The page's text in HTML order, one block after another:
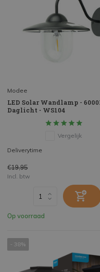
Modee
LED Solar Wandlamp -
Daglicht - WS104
Vergelijk
Deliverytime
€19,95
Incl. btw
Op voorraad
- 38%